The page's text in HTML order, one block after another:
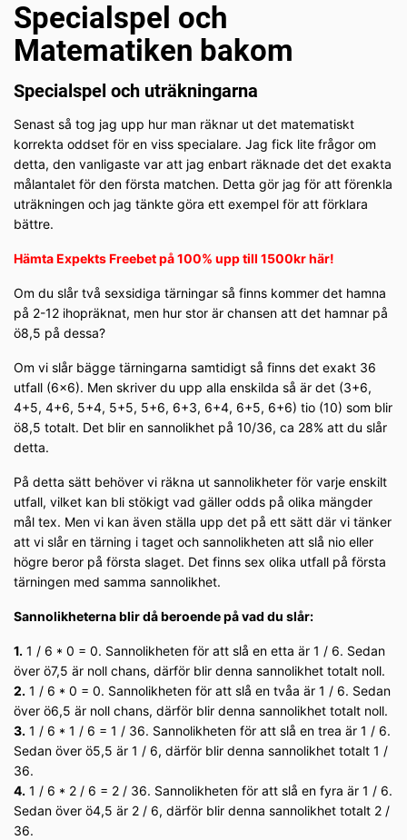
Specialspel och
Matematiken bakom
Specialspel och uträkningarna
Senast så tog jag upp hur man räknar ut det matematiskt
korrekta oddset för en viss specialare. Jag fick lite frågor om
detta, den vanligaste var att jag enbart räknade det det exakta
målantalet för den första matchen. Detta gör jag för att förenkla
uträkningen och jag tänkte göra ett exempel för att förklara
bättre.
Hämta Expekts Freebet på 100% upp till 1500kr här!
Om du slår två sexsidiga tärningar så finns kommer det hamna
på 2-12 ihopräknat, men hur stor är chansen att det hamnar på
ö8,5 på dessa?
Om vi slår bägge tärningarna samtidigt så finns det exakt 36
utfall (6×6). Men skriver du upp alla enskilda så är det (3+6,
4+5, 4+6, 5+4, 5+5, 5+6, 6+3, 6+4, 6+5, 6+6) tio (10) som blir
ö8,5 totalt. Det blir en sannolikhet på 10/36, ca 28% att du slår
detta.
På detta sätt behöver vi räkna ut sannolikheter för varje enskilt
utfall, vilket kan bli stökigt vad gäller odds på olika mängder
mål tex. Men vi kan även ställa upp det på ett sätt där vi tänker
att vi slår en tärning i taget och sannolikheten att slå nio eller
högre beror på första slaget. Det finns sex olika utfall på första
tärningen med samma sannolikhet.
Sannolikheterna blir då beroende på vad du slår:
1. 1 / 6 * 0 = 0. Sannolikheten för att slå en etta är 1 / 6. Sedan
över ö7,5 är noll chans, därför blir denna sannolikhet totalt noll.
2. 1 / 6 * 0 = 0. Sannolikheten för att slå en tvåa är 1 / 6. Sedan
över ö6,5 är noll chans, därför blir denna sannolikhet totalt noll.
3. 1 / 6 * 1 / 6 = 1 / 36. Sannolikheten för att slå en trea är 1 / 6.
Sedan över ö5,5 är 1 / 6, därför blir denna sannolikhet totalt 1 /
36.
4. 1 / 6 * 2 / 6 = 2 / 36. Sannolikheten för att slå en fyra är 1 / 6.
Sedan över ö4,5 är 2 / 6, därför blir denna sannolikhet totalt 2 /
36.